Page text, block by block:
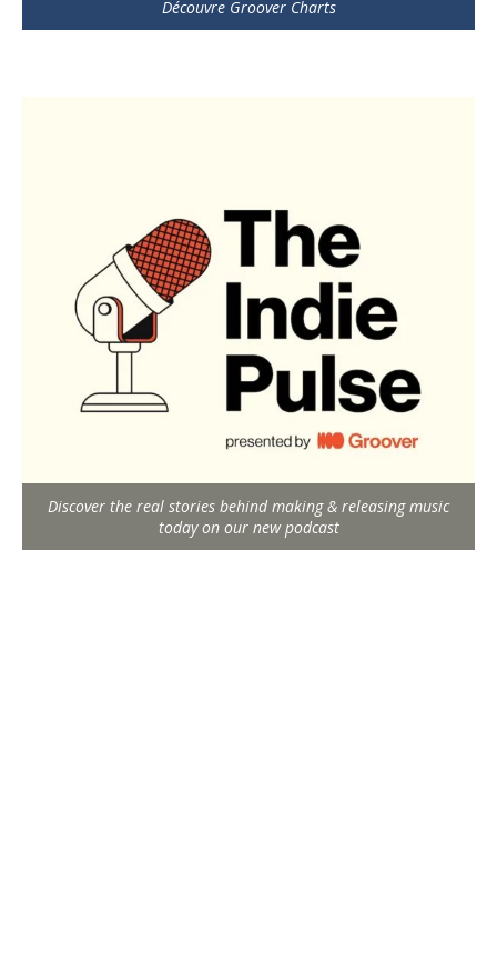
Découvre Groover Charts
Discover the real stories behind making & releasing music
today on our new podcast